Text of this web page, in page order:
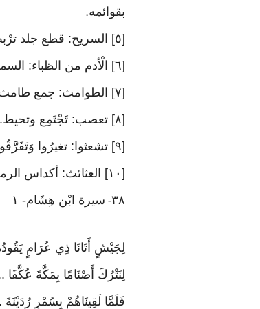
بقوائمه.
[٥] السريح: قطع جلد ترْبط فِي أَخْفَاف الْإِبِل مَخَافَة أَن تصيبها الْحِجَارَة. والرثائث: البالية الْخلقَة
[٦] الْأدم من الظباء: السمر الظُّهُور الْبيض الْبُطُون. وَعَكَفَ: مُقِيمَة. والنبائث جمع نبيثة، وَهِي تُرَاب يخرج من الْبِئْر إِذا نقيت
[٧] الطوامث: جمع طامث، وَهِي الْحَائِض
[٨] تعصب: تَجْتَمِع وتحيط. وَابْن حَارِث: عُبَيْدَة بن الْحَارِث
[٩] تشعثوا: تغيرُوا وَتَفَرَّقُوا
[١٠] العثائث: أكداس الرمل الَّتِي لَا تنْبت شَيْئا، وَاحِدهَا: عثعث. وَغير لابث: غير مُتَوَقف
٣٨- سيرة ابْن هِشَام- ١
لِجَيْشٍ أَتَانَا ذِي عُرَامٍ
لِنَتْرُكَ أَصْنَامًا بِمَكَّةَ
فَلَمَّا لَقِينَاهُمْ بِسُمْرِ